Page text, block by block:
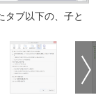
タブ以下の、子と